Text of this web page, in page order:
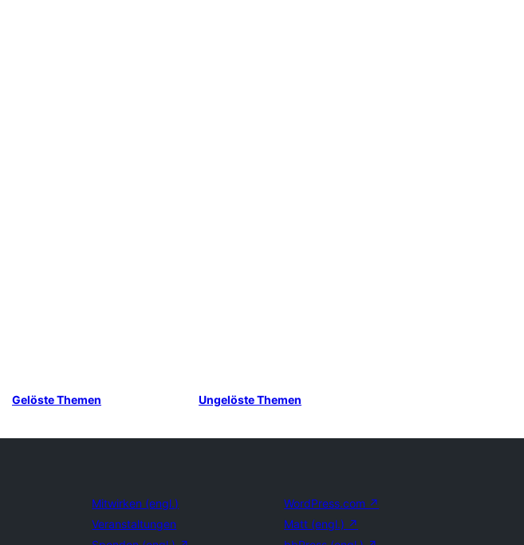
Gelöste Themen Ungelöste Themen
Mitwirken (engl.)
Veranstaltungen
WordPress.com ↗
Matt (engl.) ↗